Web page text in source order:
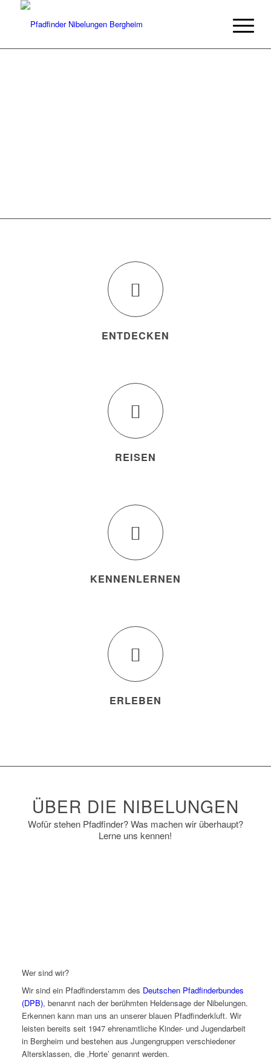
ENTDECKEN
REISEN
KENNENLERNEN
ERLEBEN
ÜBER DIE NIBELUNGEN
Wofür stehen Pfadfinder? Was machen wir überhaupt?
Lerne uns kennen!
Wer sind wir?
Wir sind ein Pfadfinderstamm des Deutschen Pfadfinderbundes
(DPB), benannt nach der berühmten Heldensage der Nibelungen.
Erkennen kann man uns an unserer blauen Pfadfinderkluft. Wir
leisten bereits seit 1947 ehrenamtliche Kinder- und Jugendarbeit
in Bergheim und bestehen aus Jungengruppen verschiedener
Altersklassen, die ‚Horte’ genannt werden.